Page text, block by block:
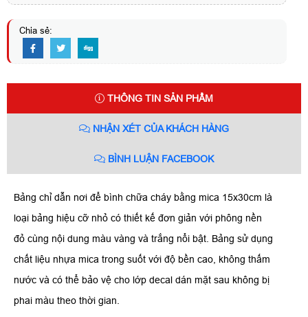
Chia sẻ:
THÔNG TIN SẢN PHẨM
NHẬN XÉT CỦA KHÁCH HÀNG
BÌNH LUẬN FACEBOOK
Bảng chỉ dẫn nơi để bình chữa cháy bằng mica 15x30cm là
loại bảng hiệu cỡ nhỏ có thiết kế đơn giản với phông nền
đỏ cùng nội dung màu vàng và trắng nổi bật. Bảng sử dụng
chất liệu nhựa mica trong suốt với độ bền cao, không thấm
nước và có thể bảo vệ cho lớp decal dán mặt sau không bị
phai màu theo thời gian.